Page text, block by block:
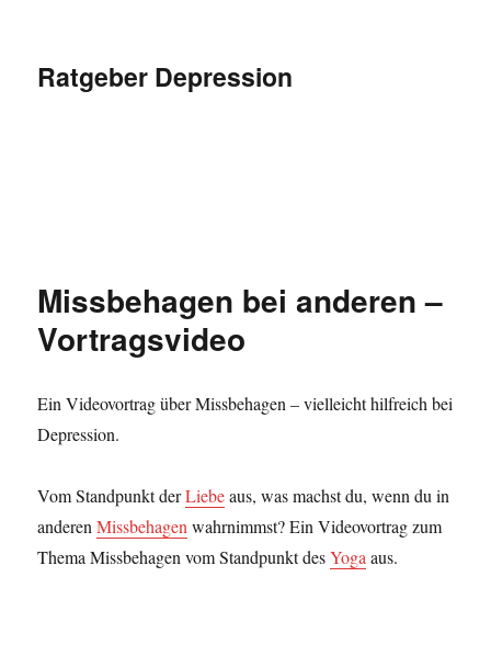
Ratgeber Depression
Missbehagen bei anderen –
Vortragsvideo
Ein Videovortrag über Missbehagen – vielleicht hilfreich bei
Depression.
Vom Standpunkt derLiebeaus, was machst du, wenn du in
anderenMissbehagenwahrnimmst? Ein Videovortrag zum
Thema Missbehagen vom Standpunkt desYogaaus.